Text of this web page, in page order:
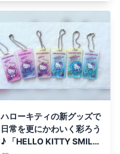
ハローキティの新グッズで
日常を更にかわいく彩ろう
♪ 「HELLO KITTY SMIL